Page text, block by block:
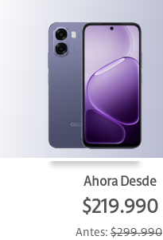
Ahora Desde
$219.990
Antes: $299.990